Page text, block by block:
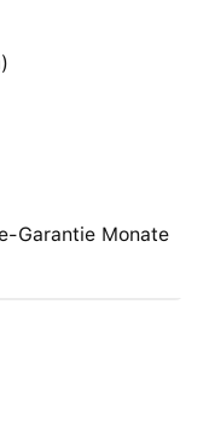
Garantie Monate